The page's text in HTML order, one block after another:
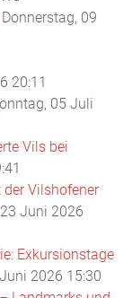
Donnerstag, 09
20:11
05 Juli
Vils bei
Vilshofener
Juni 2026
Exkursionstage
2026 15:30